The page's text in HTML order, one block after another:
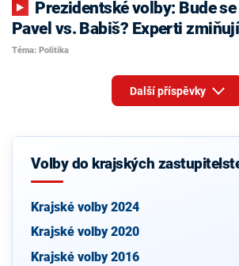
Pavel vs. Babiš? Experti
Téma: Politika
Další příspěvky
Volby do krajských
Krajské volby 2024
Krajské volby 2020
Krajské volby 2016